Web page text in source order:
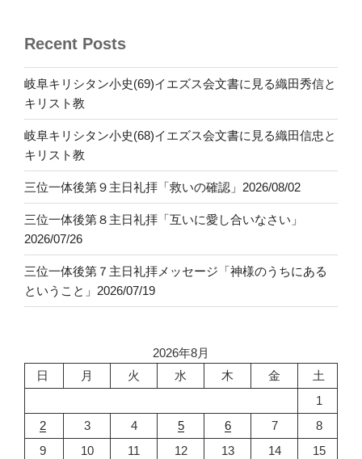
Recent Posts
岐阜キリシタン小史(69)イエズス会文書に見る織田秀信と
キリスト教
岐阜キリシタン小史(68)イエズス会文書に見る織田信忠と
キリスト教
三位一体後第９主日礼拝「救いの確認」2026/08/02
三位一体後第８主日礼拝「互いに愛し合いなさい」
2026/07/26
三位一体後第７主日礼拝メッセージ「神様のうちにある
ということ」2026/07/19
2026年8月
日
月 火 水 木 金
土
1
2
3 4 5 6 7
8
9
10 11 12 13 14
15